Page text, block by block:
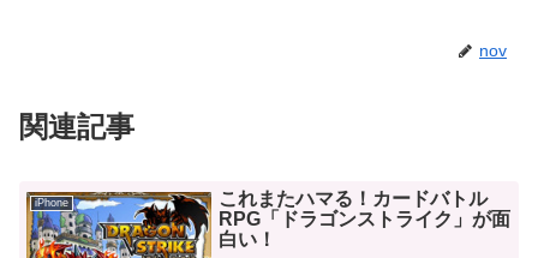
nov
関連記事
iPhone
これまたハマる！カードバトル
RPG「ドラゴンストライク」が面
白い！